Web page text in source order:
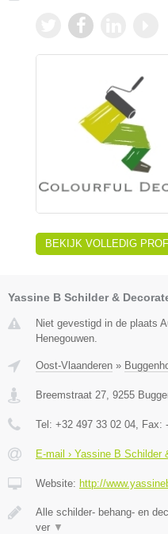
BEKIJK VOLLEDIG
Yassine B Schilder &
Niet gevestigd in de plaats
Henegouwen.
Oost-Vlaanderen »
Breemstraat 27 9255
Tel: +32 497 33 02 04 , Fax: -
E-mail › Yassine B Schilder
Website: http://
Alle schilder- behang- en
ver ▼